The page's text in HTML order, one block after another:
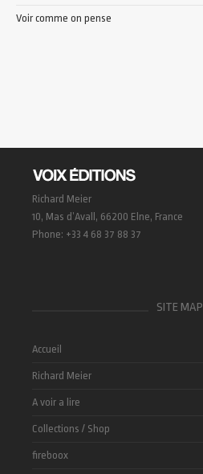
Voir comme on pense
Richard Meier
10, Mas d’Avall, 66200 Elne, France
Phone: +33 4 68 37 88 37
SITE MAP
Accueil
Richard Meier
A voir a lire
Collections / Shop
fireboox